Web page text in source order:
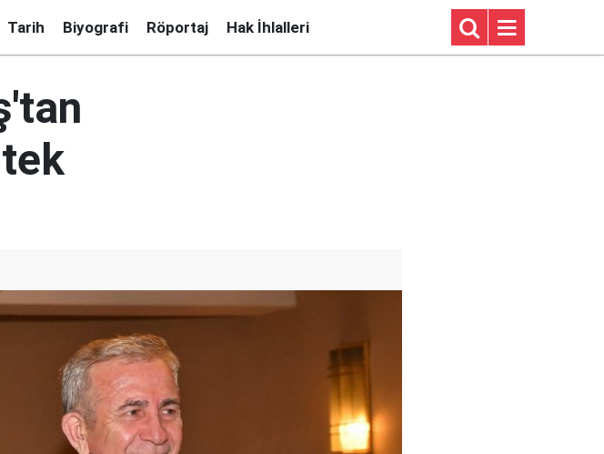
Tarih Biyografi Röportaj Hak İhlalleri